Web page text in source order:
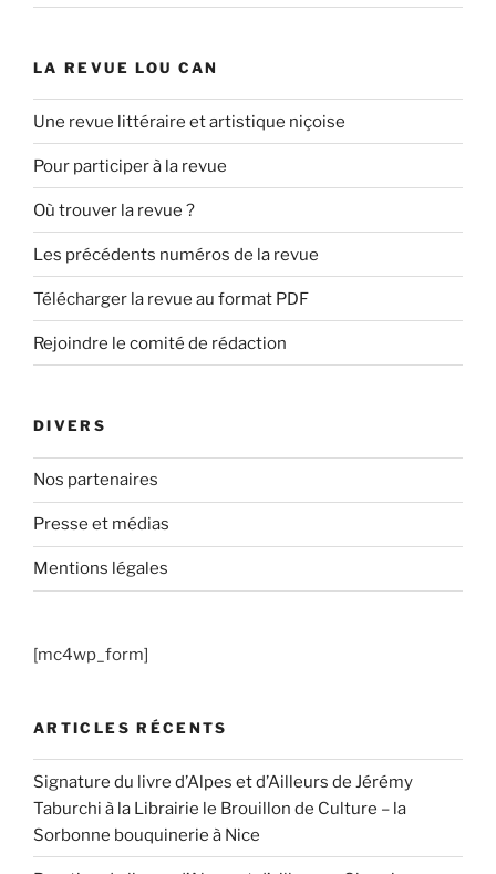
LA REVUE LOU CAN
Une revue littéraire et artistique niçoise
Pour participer à la revue
Où trouver la revue ?
Les précédents numéros de la revue
Télécharger la revue au format PDF
Rejoindre le comité de rédaction
DIVERS
Nos partenaires
Presse et médias
Mentions légales
[mc4wp_form]
ARTICLES RÉCENTS
Signature du livre d’Alpes et d’Ailleurs de Jérémy
Taburchi à la Librairie le Brouillon de Culture – la
Sorbonne bouquinerie à Nice